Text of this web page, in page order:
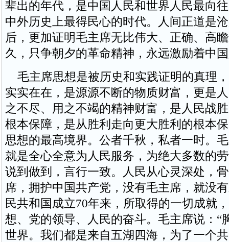
辈出的年代，是中国人民和世界人民最向
中外历史上最得民心的时代。人间正道是
后，更加证明毛主席无比伟大、正确、高
久，只争朝夕的革命精神，永远激励着中
毛主席思想是被历史和实践证明的真理
实实在在，是源源不断的物质财富，更是
之不尽、用之不竭的精神财富，是人民战
根本保障，是从胜利走向更大胜利的根本
思想的最高境界。公者千秋，私者一时。
就是全心全意为人民服务，为绝大多数的
说到做到，言行一致。人民从心灵深处，
席，拥护中国共产党，没有毛主席，就没
民共和国成立70年来，所取得的一切成就
想、党的领导、人民的奋斗。毛主席说：“
世界。我们都是来自五湖四海，为了一个